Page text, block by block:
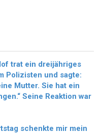
trat ein dreijähriges
Polizisten und sagte:
Mutter. Sie hat ein
Seine Reaktion war
schenkte mir mein